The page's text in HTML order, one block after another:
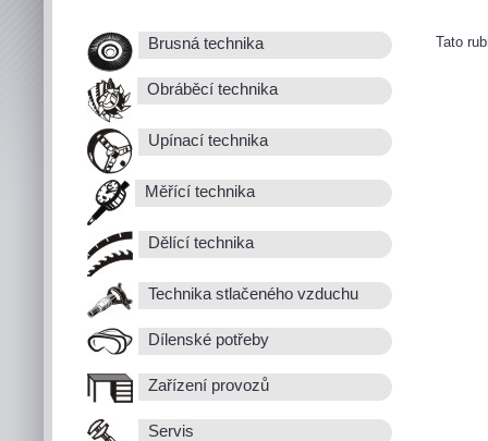
Brusná technika
Obráběcí technika
Upínací technika
Měřící technika
Dělící technika
Technika stlačeného vzduchu
Dílenské potřeby
Zařízení provozů
Servis
Tato